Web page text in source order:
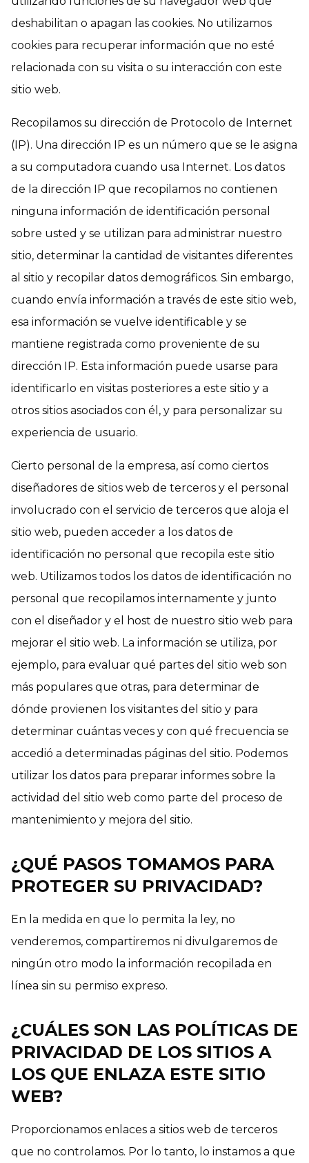
deshabilitan o apagan las cookies. No utilizamos
cookies para recuperar información que no esté
relacionada con su visita o su interacción con este
sitio web.
Recopilamos su dirección de Protocolo de Internet
(IP). Una dirección IP es un número que se le asigna
a su computadora cuando usa Internet. Los datos
de la dirección IP que recopilamos no contienen
ninguna información de identificación personal
sobre usted y se utilizan para administrar nuestro
sitio, determinar la cantidad de visitantes diferentes
al sitio y recopilar datos demográficos. Sin embargo,
cuando envía información a través de este sitio web,
esa información se vuelve identificable y se
mantiene registrada como proveniente de su
dirección IP. Esta información puede usarse para
identificarlo en visitas posteriores a este sitio y a
otros sitios asociados con él, y para personalizar su
experiencia de usuario.
Cierto personal de la empresa, así como ciertos
diseñadores de sitios web de terceros y el personal
involucrado con el servicio de terceros que aloja el
sitio web, pueden acceder a los datos de
identificación no personal que recopila este sitio
web. Utilizamos todos los datos de identificación no
personal que recopilamos internamente y junto
con el diseñador y el host de nuestro sitio web para
mejorar el sitio web. La información se utiliza, por
ejemplo, para evaluar qué partes del sitio web son
más populares que otras, para determinar de
dónde provienen los visitantes del sitio y para
determinar cuántas veces y con qué frecuencia se
accedió a determinadas páginas del sitio. Podemos
utilizar los datos para preparar informes sobre la
actividad del sitio web como parte del proceso de
mantenimiento y mejora del sitio.
¿QUÉ PASOS TOMAMOS PARA
PROTEGER SU PRIVACIDAD?
En la medida en que lo permita la ley, no
venderemos, compartiremos ni divulgaremos de
ningún otro modo la información recopilada en
línea sin su permiso expreso.
¿CUÁLES SON LAS POLÍTICAS DE
PRIVACIDAD DE LOS SITIOS A
LOS QUE ENLAZA ESTE SITIO
WEB?
Proporcionamos enlaces a sitios web de terceros
que no controlamos. Por lo tanto, lo instamos a que